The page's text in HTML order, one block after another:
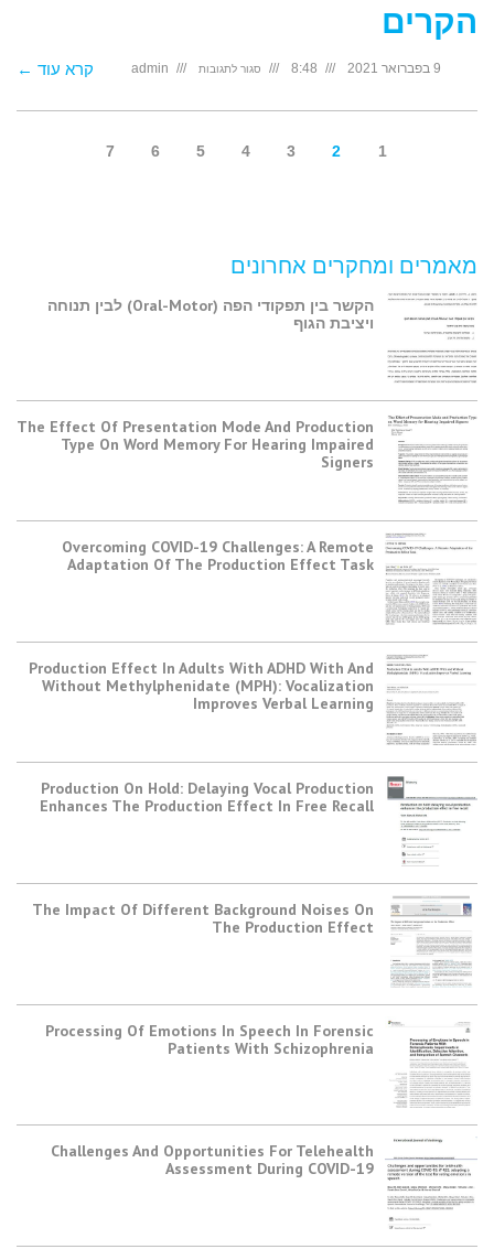
הקרים
9 בפברואר 2021 8:48 סגור לתגובות
צרידות
admin קרא עוד ←
1
2
3
4
5
6
7
מאמרים ומחקרים אחרונים
הקשר בין תפקודי הפה (Oral-Motor) לבין תנוחה
ויציבת הגוף
The Effect Of Presentation Mode And Production
Type On Word Memory For Hearing Impaired
Signers
Overcoming COVID-19 Challenges: A Remote
Adaptation Of The Production Effect Task
Production Effect In Adults With ADHD With And
Without Methylphenidate (MPH): Vocalization
Improves Verbal Learning
Production On Hold: Delaying Vocal Production
Enhances The Production Effect In Free Recall
The Impact Of Different Background Noises On
The Production Effect
Processing Of Emotions In Speech In Forensic
Patients With Schizophrenia
Challenges And Opportunities For Telehealth
Assessment During COVID-19